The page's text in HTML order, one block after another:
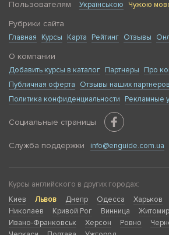
Пользователям Українською Чужою
Рубрики сайта
Главная Курсы Карта Рейтинг Отзывы
О компании
Добавить курсы в каталог Партнеры
Про
Публичная оферта
Отзывы наших партнеров
Политика конфиденциальности
Рекламные
Социальные страницы
Служба поддержки info@enguide.com.ua
Курсы английского в других городах:
Киев
Львов Днепр Одесса Харьков
Николаев
Кривой Рог Винница Житомир
Ивано-Франковськ
Херсон Ровно